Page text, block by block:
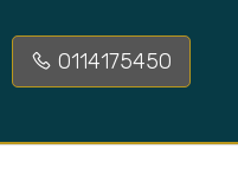
0114175450